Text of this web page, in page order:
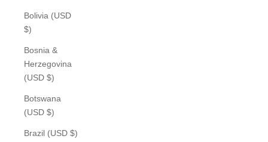
Bolivia (USD
$)
Bosnia &
Herzegovina
(USD $)
Botswana
(USD $)
Brazil (USD $)